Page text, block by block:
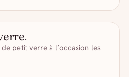
petit verre à l’occasion les